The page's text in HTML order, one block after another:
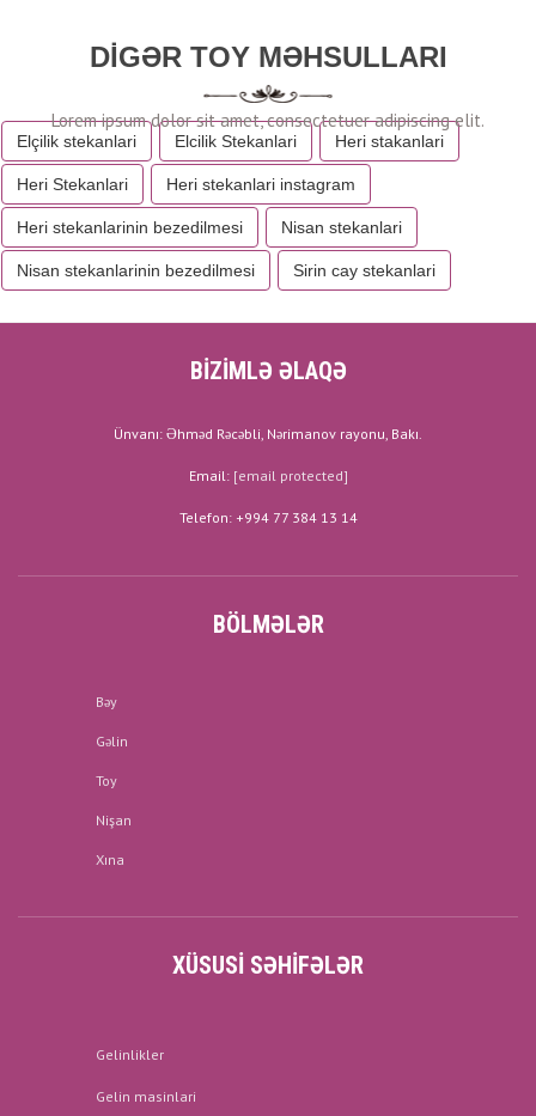
DIGƏR TOY MƏHSULLARI
Elçilik stekanlari Elcilik Stekanlari Heri stakanlari
Heri Stekanlari Heri stekanlari instagram
Heri stekanlarinin bezedilmesi Nisan stekanlari
Nisan stekanlarinin bezedilmesi Sirin cay stekanlari
BİZİMLƏ ƏLAQƏ
Ünvanı: Əhməd Rəcəbli, Nərimanov rayonu, Bakı.
Email: [email protected]
Telefon: +994 77 384 13 14
BÖLMƏLƏR
Bəy
Gəlin
Toy
Nişan
Xına
XÜSUSI SƏHIFƏLƏR
Gelinlikler
Gelin masinlari